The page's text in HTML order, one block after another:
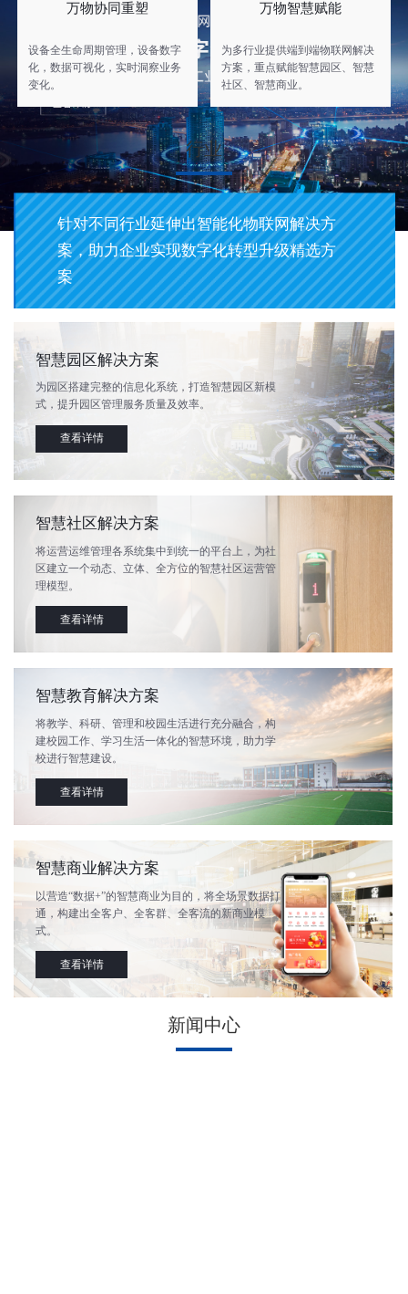
万物协同重塑
设备全生命周期管理，设备数字
化，数据可视化，实时洞察业务
变化。
万物智慧赋能
为多行业提供端到端物联网解决
方案，重点赋能智慧园区、智慧
社区、智慧商业。
行业
针对不同行业延伸出智能化物联网解决方
案，助力企业实现数字化转型升级精选方
案
智慧园区解决方案
为园区搭建完整的信息化系统，打造智慧园区新模
式，提升园区管理服务质量及效率。
查看详情
智慧社区解决方案
将运营运维管理各系统集中到统一的平台上，为社
区建立一个动态、立体、全方位的智慧社区运营管
理模型。
查看详情
智慧教育解决方案
将教学、科研、管理和校园生活进行充分融合，构
建校园工作、学习生活一体化的智慧环境，助力学
校进行智慧建设。
查看详情
智慧商业解决方案
以营造“数据+”的智慧商业为目的，将全场景数据打
通，构建出全客户、全客群、全客流的新商业模
式。
查看详情
新闻中心